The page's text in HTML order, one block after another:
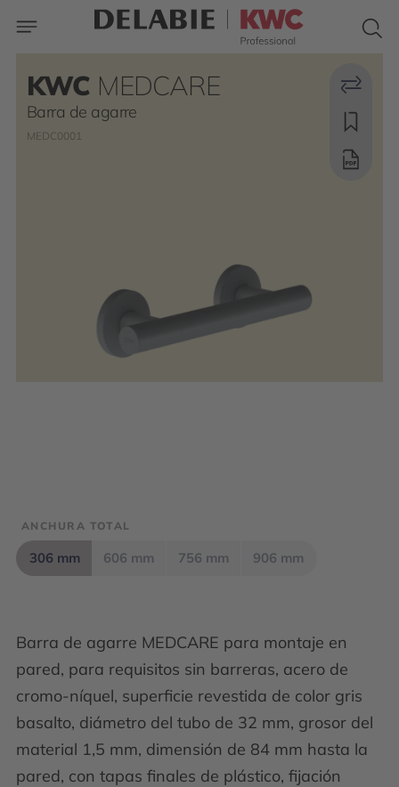
KWC MEDCARE
Barra de agarre
MEDC0001
Barra de agarre MEDCARE para montaje en
pared, para requisitos sin barreras, acero de
cromo-níquel, superficie revestida de color gris
basalto, diámetro del tubo de 32 mm, grosor del
material 1,5 mm, dimensión de 84 mm hasta la
pared, con tapas finales de plástico, fijación
ANCHURA TOTAL
306 mm 606 mm 756 mm 906 mm